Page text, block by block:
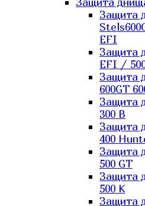
Защита
EFI
Защита
EFI /
Защита
600GT
Защита
300 B
Защита
400
Защита
500 GT
Защита
500 K
Защита